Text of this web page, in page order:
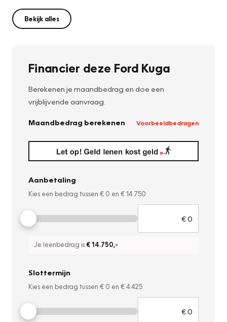
Bekijk alles
Financier deze Ford Kuga
Berekenen je maandbedrag en doe een
vrijblijvende aanvraag.
Maandbedrag berekenen Voorbeeldbedragen
Aanbetaling
Kies een bedrag tussen € 0 en € 14.750
Je leenbedrag is€ 14.750,-
Slottermijn
Kies een bedrag tussen € 0 en € 4.425